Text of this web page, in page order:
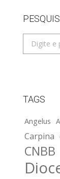
Search:
TAGS
Angelus
Carpina
CNBB